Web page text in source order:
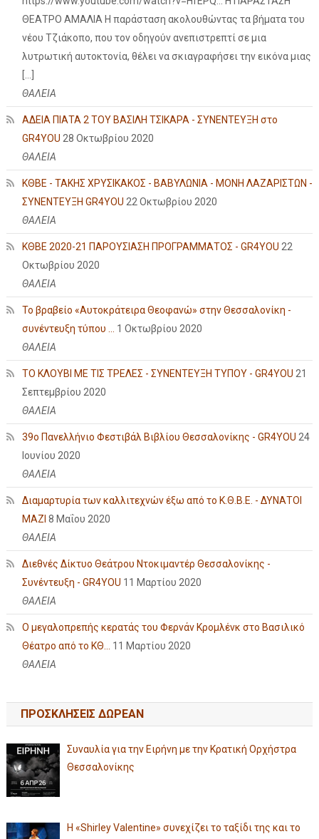
ΘΕΑΤΡΟ ΑΜΑΛΙΑ Η παράσταση ακολουθώντας τα βήματα του
νέου Τζιάκοπο, που τον οδηγούν ανεπιστρεπτί σε μια
λυτρωτική αυτοκτονία, θέλει να σκιαγραφήσει την εικόνα μιας
ΘΑΛΕΙΑ
ΑΔΕΙΑ ΠΙΑΤΑ 2 ΤΟΥ ΒΑΣΙΛΗ ΤΣΙΚΑΡΑ - ΣΥΝΕΝΤΕΥΞΗ στο
GR4YOU 28 Οκτωβρίου 2020
ΘΑΛΕΙΑ
ΚΘΒΕ - ΤΑΚΗΣ ΧΡΥΣΙΚΑΚΟΣ - ΒΑΒΥΛΩΝΙΑ - ΜΟΝΗ ΛΑΖΑΡΙΣΤΩΝ -
ΣΥΝΕΝΤΕΥΞΗ GR4YOU 22 Οκτωβρίου 2020
ΘΑΛΕΙΑ
ΚΘΒΕ 2020-21 ΠΑΡΟΥΣΙΑΣΗ ΠΡΟΓΡΑΜΜΑΤΟΣ - GR4YOU 22
Οκτωβρίου 2020
ΘΑΛΕΙΑ
Το βραβείο «Αυτοκράτειρα Θεοφανώ» στην Θεσσαλονίκη -
συνέντευξη τύπου ...
1 Οκτωβρίου 2020
ΘΑΛΕΙΑ
ΤΟ ΚΛΟΥΒΙ ΜΕ ΤΙΣ ΤΡΕΛΕΣ - ΣΥΝΕΝΤΕΥΞΗ ΤΥΠΟΥ - GR4YOU 21
Σεπτεμβρίου 2020
ΘΑΛΕΙΑ
39ο Πανελλήνιο Φεστιβάλ Βιβλίου Θεσσαλονίκης - GR4YOU 24
Ιουνίου 2020
ΘΑΛΕΙΑ
Διαμαρτυρία των καλλιτεχνών έξω από το Κ.Θ.Β.Ε. - ΔΥΝΑΤΟΙ
ΜΑΖΙ 8 Μαΐου 2020
ΘΑΛΕΙΑ
Διεθνές Δίκτυο Θεάτρου Ντοκιμαντέρ Θεσσαλονίκης -
Συνέντευξη - GR4YOU 11 Μαρτίου 2020
ΘΑΛΕΙΑ
Ο μεγαλοπρεπής κερατάς του Φερνάν Κρομλένκ στο Βασιλικό
Θέατρο από το ΚΘ...
11 Μαρτίου 2020
ΘΑΛΕΙΑ
ΠΡΟΣΚΛΗΣΕΙΣ ΔΩΡΕΑΝ
Συναυλία για την Ειρήνη με την Κρατική Ορχήστρα
Θεσσαλονίκης
Η «Shirley Valentine» συνεχίζει το ταξίδι της και το